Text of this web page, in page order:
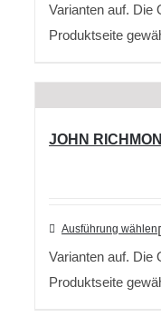
Varianten auf. Die
Produktseite
JOHN
Ausführung wählen
Varianten auf. Die
Produktseite